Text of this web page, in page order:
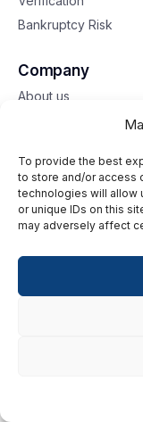
To provide the best
to store and/or access
technologies will allow
or unique IDs on this
may adversely affect
Bankruptcy Risk
Company
About us
Toll free:
Our offices
©2026 G2 Web
Privacy Policy